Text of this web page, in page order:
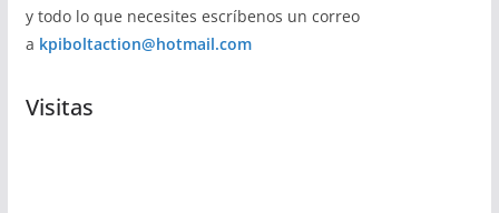
y todo lo que necesites escríbenos un correo
a kpiboltaction@hotmail.com
Visitas